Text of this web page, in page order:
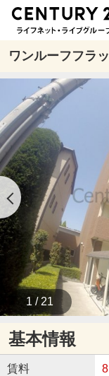
ワンルーフフラ
1 / 21
基本情報
賃料